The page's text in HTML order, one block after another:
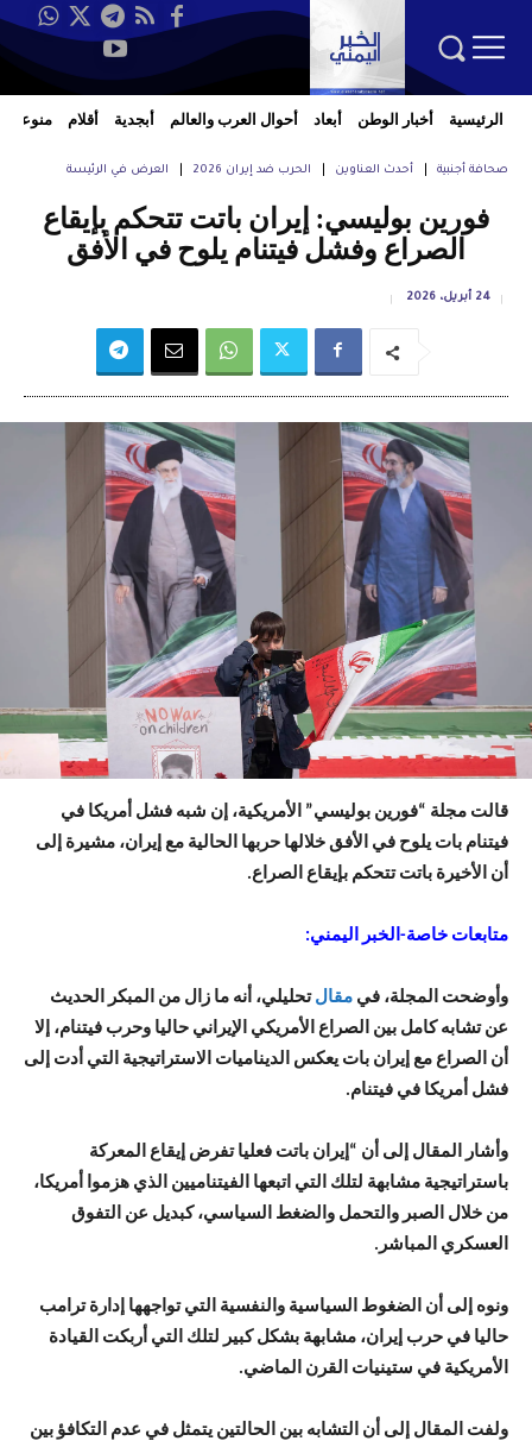
الرئيسية أخبار الوطن أبعاد أحوال العرب والعالم أبجدية أقلام منوعات
صحافة أجنبية أحدث العناوين الحرب ضد إيران 2026 العرض في الرئيسة
فورين بوليسي: إيران باتت تتحكم بإيقاع
الصراع وفشل فيتنام يلوح في الأفق
24 أبريل، 2026
قالت مجلة “فورين بوليسي” الأمريكية، إن شبه فشل أمريكا في
فيتنام بات يلوح في الأفق خلالها حربها الحالية مع إيران، مشيرة إلى
أن الأخيرة باتت تتحكم بإيقاع الصراع.
متابعات خاصة-الخبر اليمني:
وأوضحت المجلة، في مقال تحليلي، أنه ما زال من المبكر الحديث
عن تشابه كامل بين الصراع الأمريكي الإيراني حاليا وحرب فيتنام، إلا
أن الصراع مع إيران بات يعكس الديناميات الاستراتيجية التي أدت إلى
فشل أمريكا في فيتنام.
وأشار المقال إلى أن “إيران باتت فعليا تفرض إيقاع المعركة
باستراتيجية مشابهة لتلك التي اتبعها الفيتناميين الذي هزموا أمريكا،
من خلال الصبر والتحمل والضغط السياسي، كبديل عن التفوق
العسكري المباشر.
ونوه إلى أن الضغوط السياسية والنفسية التي تواجهها إدارة ترامب
حاليا في حرب إيران، مشابهة بشكل كبير لتلك التي أربكت القيادة
الأمريكية في ستينيات القرن الماضي.
ولفت المقال إلى أن التشابه بين الحالتين يتمثل في عدم التكافؤ بين